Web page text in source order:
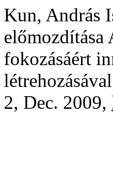
Kun, András
előmozdítása
fokozásáért
2, Dec. 2009,